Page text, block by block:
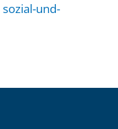
sozial-und-